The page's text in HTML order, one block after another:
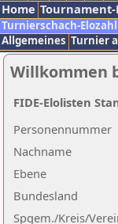
Home Tournament-
Turnierschach-Elozahl
Allgemeines Turnier
Willkommen
Nachname
Ebene
Personennummer
Bundesland
Spgem./Kreis/
FIDE-Elolisten